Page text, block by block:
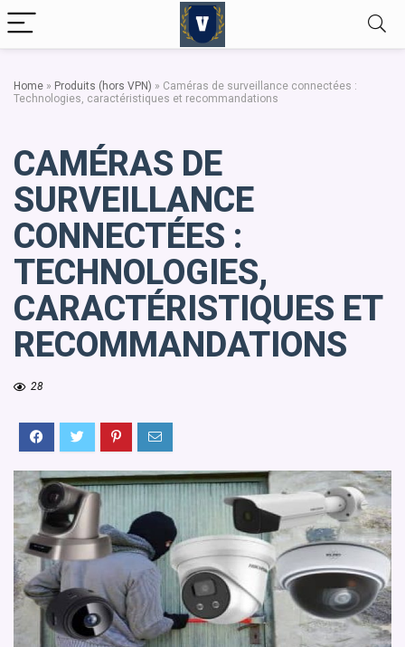
Home » Produits (hors VPN) » Caméras de surveillance connectées :
Technologies, caractéristiques et recommandations
CAMÉRAS DE
SURVEILLANCE
CONNECTÉES :
TECHNOLOGIES,
CARACTÉRISTIQUES ET
RECOMMANDATIONS
28